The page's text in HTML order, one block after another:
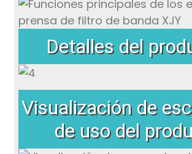
Detalles del
Visualización de
de uso del